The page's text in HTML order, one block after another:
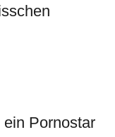
Pornostar